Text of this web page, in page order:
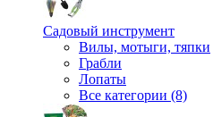
Садовый инструмент
Вилы, мотыги, тяпки
Грабли
Лопаты
Все категории (8)